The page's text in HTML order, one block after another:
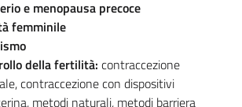
e menopausa precoce
femminile
della fertilità: contraccezione
contraccezione con dispositivi
metodi naturali, metodi barriera